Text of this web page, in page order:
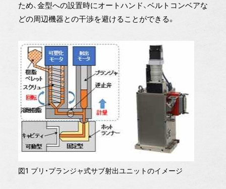
ため、金型への設置時にオートハンド、ベルトコンベアな
どの周辺機器との干渉を避けることができる。
図1 プリ・プランジャ式サブ射出ユニットのイメージ